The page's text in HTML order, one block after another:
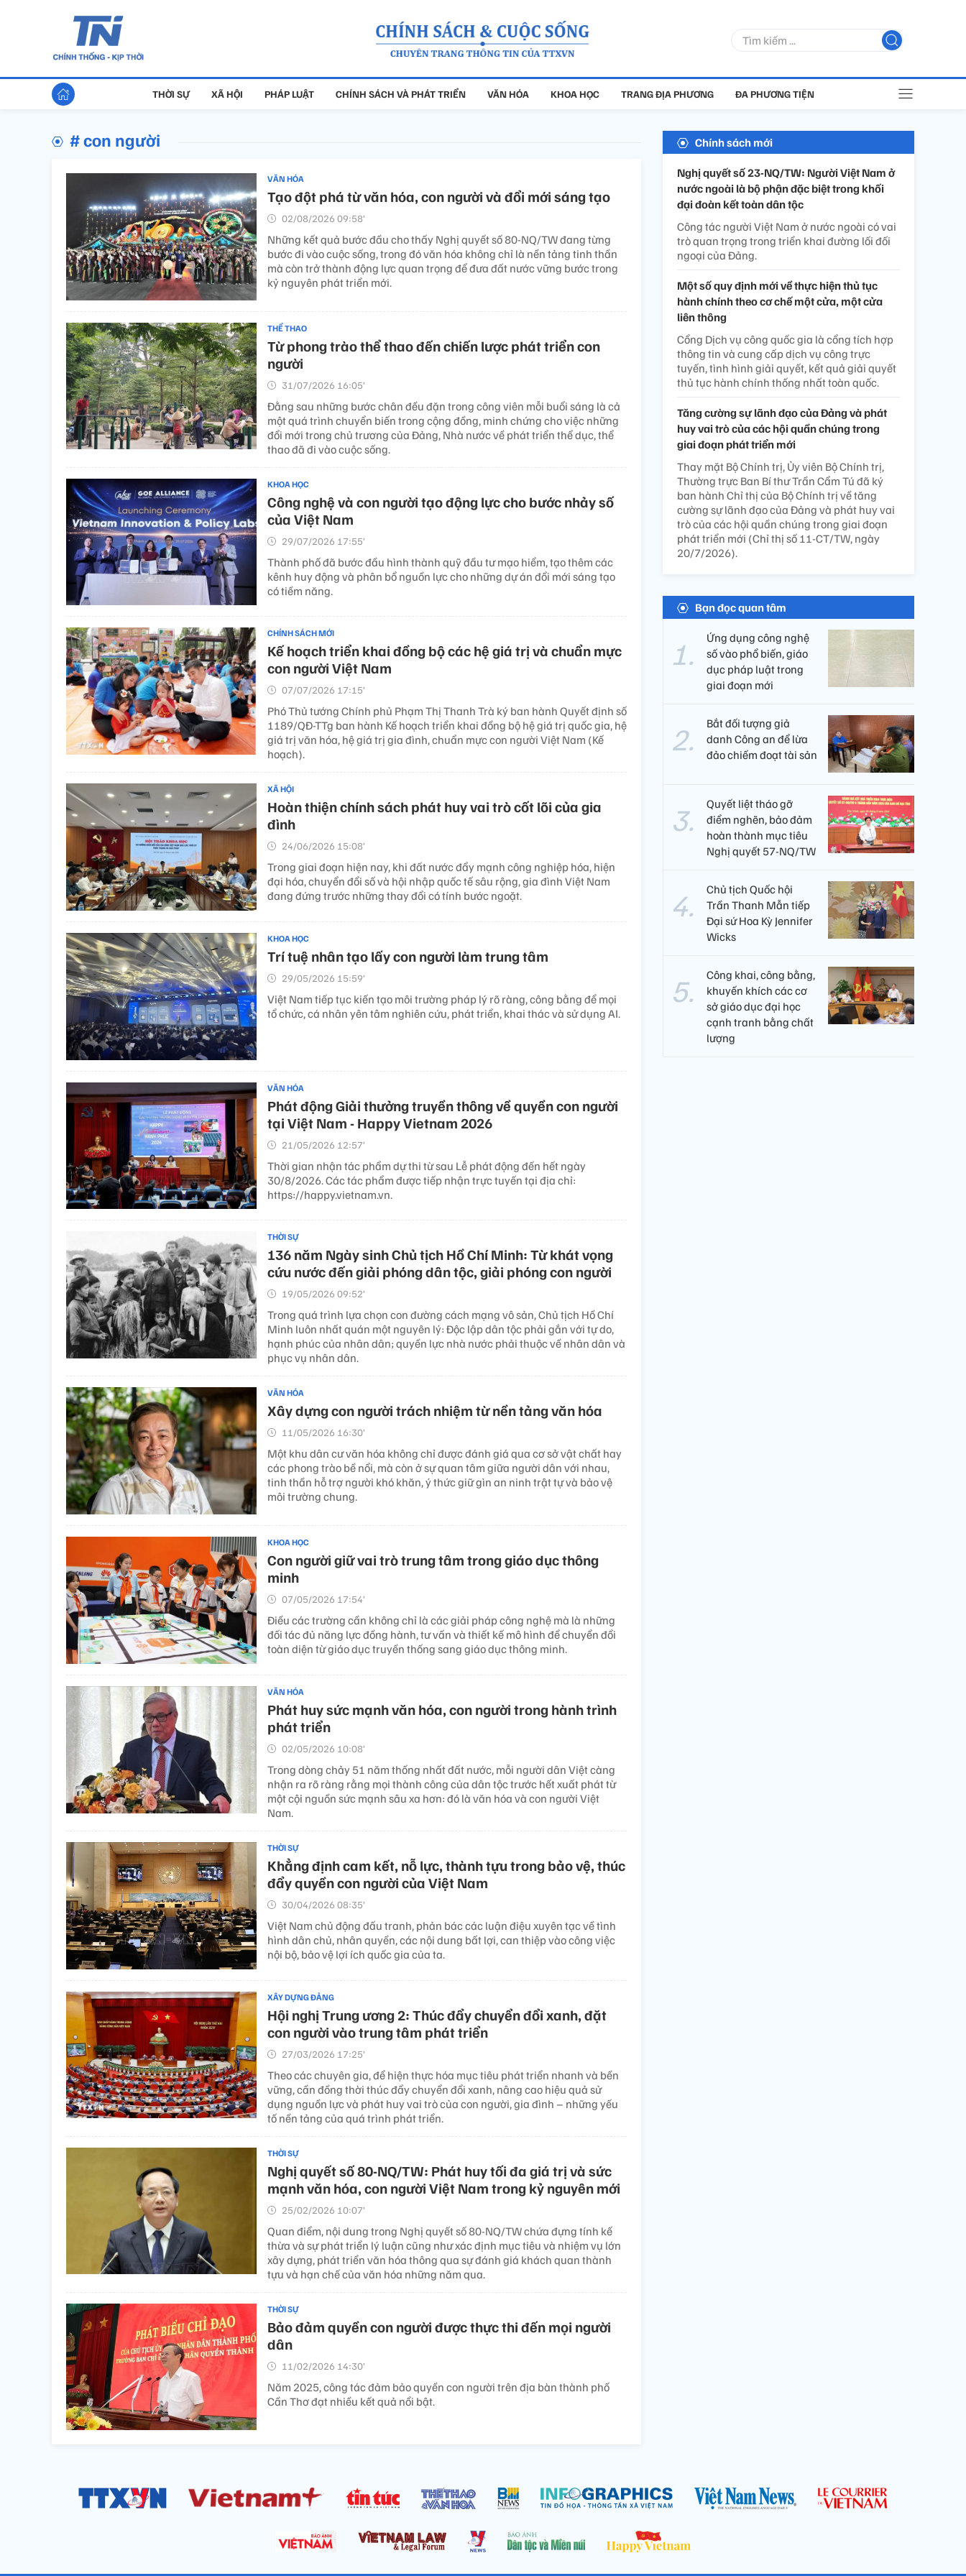
THỜI SỰ XÃ HỘI PHÁP LUẬT CHÍNH SÁCH VÀ PHÁT TRIỂN VĂN HÓA KHOA HỌC TRANG ĐỊA PHƯƠNG ĐA PHƯƠNG TIỆN
# con người
VĂN HÓA
Tạo đột phá từ văn hóa, con người và đổi mới sáng tạo
02/08/2026 09:58’
Những kết quả bước đầu cho thấy Nghị quyết số 80-NQ/TW đang từng
bước đi vào cuộc sống, trong đó văn hóa không chỉ là nền tảng tinh thần
mà còn trở thành động lực quan trọng để đưa đất nước vững bước trong
kỷ nguyên phát triển mới.
THỂ THAO
Từ phong trào thể thao đến chiến lược phát triển con
người
31/07/2026 16:05’
Đằng sau những bước chân đều đặn trong công viên mỗi buổi sáng là cả
một quá trình chuyển biến trong cộng đồng, minh chứng cho việc những
đổi mới trong chủ trương của Đảng, Nhà nước về phát triển thể dục, thể
thao đã đi vào cuộc sống.
KHOA HỌC
Công nghệ và con người tạo động lực cho bước nhảy số
của Việt Nam
29/07/2026 17:55’
Thành phố đã bước đầu hình thành quỹ đầu tư mạo hiểm, tạo thêm các
kênh huy động và phân bổ nguồn lực cho những dự án đổi mới sáng tạo
có tiềm năng.
CHÍNH SÁCH MỚI
Kế hoạch triển khai đồng bộ các hệ giá trị và chuẩn mực
con người Việt Nam
07/07/2026 17:15’
Phó Thủ tướng Chính phủ Phạm Thị Thanh Trà ký ban hành Quyết định số
1189/QĐ-TTg ban hành Kế hoạch triển khai đồng bộ hệ giá trị quốc gia, hệ
giá trị văn hóa, hệ giá trị gia đình, chuẩn mực con người Việt Nam (Kế
hoạch).
XÃ HỘI
Hoàn thiện chính sách phát huy vai trò cốt lõi của gia
đình
24/06/2026 15:08’
Trong giai đoạn hiện nay, khi đất nước đẩy mạnh công nghiệp hóa, hiện
đại hóa, chuyển đổi số và hội nhập quốc tế sâu rộng, gia đình Việt Nam
đang đứng trước những thay đổi có tính bước ngoặt.
KHOA HỌC
Trí tuệ nhân tạo lấy con người làm trung tâm
29/05/2026 15:59’
Việt Nam tiếp tục kiến tạo môi trường pháp lý rõ ràng, công bằng để mọi
tổ chức, cá nhân yên tâm nghiên cứu, phát triển, khai thác và sử dụng AI.
VĂN HÓA
Phát động Giải thưởng truyền thông về quyền con người
tại Việt Nam - Happy Vietnam 2026
21/05/2026 12:57’
Thời gian nhận tác phẩm dự thi từ sau Lễ phát động đến hết ngày
30/8/2026. Các tác phẩm được tiếp nhận trực tuyến tại địa chỉ:
https://happy.vietnam.vn.
THỜI SỰ
136 năm Ngày sinh Chủ tịch Hồ Chí Minh: Từ khát vọng
cứu nước đến giải phóng dân tộc, giải phóng con người
19/05/2026 09:52’
Trong quá trình lựa chọn con đường cách mạng vô sản, Chủ tịch Hồ Chí
Minh luôn nhất quán một nguyên lý: Độc lập dân tộc phải gắn với tự do,
hạnh phúc của nhân dân; quyền lực nhà nước phải thuộc về nhân dân và
phục vụ nhân dân.
VĂN HÓA
Xây dựng con người trách nhiệm từ nền tảng văn hóa
11/05/2026 16:30’
Một khu dân cư văn hóa không chỉ được đánh giá qua cơ sở vật chất hay
các phong trào bề nổi, mà còn ở sự quan tâm giữa người dân với nhau,
tinh thần hỗ trợ người khó khăn, ý thức giữ gìn an ninh trật tự và bảo vệ
môi trường chung.
KHOA HỌC
Con người giữ vai trò trung tâm trong giáo dục thông
minh
07/05/2026 17:54’
Điều các trường cần không chỉ là các giải pháp công nghệ mà là những
đối tác đủ năng lực đồng hành, tư vấn và thiết kế mô hình để chuyển đổi
toàn diện từ giáo dục truyền thống sang giáo dục thông minh.
VĂN HÓA
Phát huy sức mạnh văn hóa, con người trong hành trình
phát triển
02/05/2026 10:08’
Trong dòng chảy 51 năm thống nhất đất nước, mỗi người dân Việt càng
nhận ra rõ ràng rằng mọi thành công của dân tộc trước hết xuất phát từ
một cội nguồn sức mạnh sâu xa hơn: đó là văn hóa và con người Việt
Nam.
THỜI SỰ
Khẳng định cam kết, nỗ lực, thành tựu trong bảo vệ, thúc
đẩy quyền con người của Việt Nam
30/04/2026 08:35’
Việt Nam chủ động đấu tranh, phản bác các luận điệu xuyên tạc về tình
hình dân chủ, nhân quyền, các nội dung bất lợi, can thiệp vào công việc
nội bộ, bảo vệ lợi ích quốc gia của ta.
XÂY DỰNG ĐẢNG
Hội nghị Trung ương 2: Thúc đẩy chuyển đổi xanh, đặt
con người vào trung tâm phát triển
27/03/2026 17:25’
Theo các chuyên gia, để hiện thực hóa mục tiêu phát triển nhanh và bền
vững, cần đồng thời thúc đẩy chuyển đổi xanh, nâng cao hiệu quả sử
dụng nguồn lực và phát huy vai trò của con người, gia đình – những yếu
tố nền tảng của quá trình phát triển.
THỜI SỰ
Nghị quyết số 80-NQ/TW: Phát huy tối đa giá trị và sức
mạnh văn hóa, con người Việt Nam trong kỷ nguyên mới
25/02/2026 10:07’
Quan điểm, nội dung trong Nghị quyết số 80-NQ/TW chứa đựng tính kế
thừa và sự phát triển lý luận cũng như xác định mục tiêu và nhiệm vụ lớn
xây dựng, phát triển văn hóa thông qua sự đánh giá khách quan thành
tựu và hạn chế của văn hóa những năm qua.
THỜI SỰ
Bảo đảm quyền con người được thực thi đến mọi người
dân
11/02/2026 14:30’
Năm 2025, công tác đảm bảo quyền con người trên địa bàn thành phố
Cần Thơ đạt nhiều kết quả nổi bật.
Chính sách mới
Nghị quyết số 23-NQ/TW: Người Việt Nam ở
nước ngoài là bộ phận đặc biệt trong khối
đại đoàn kết toàn dân tộc
Công tác người Việt Nam ở nước ngoài có vai
trò quan trọng trong triển khai đường lối đối
ngoại của Đảng.
Một số quy định mới về thực hiện thủ tục
hành chính theo cơ chế một cửa, một cửa
liên thông
Cổng Dịch vụ công quốc gia là cổng tích hợp
thông tin và cung cấp dịch vụ công trực
tuyến, tình hình giải quyết, kết quả giải quyết
thủ tục hành chính thống nhất toàn quốc.
Tăng cường sự lãnh đạo của Đảng và phát
huy vai trò của các hội quần chúng trong
giai đoạn phát triển mới
Thay mặt Bộ Chính trị, Ủy viên Bộ Chính trị,
Thường trực Ban Bí thư Trần Cẩm Tú đã ký
ban hành Chỉ thị của Bộ Chính trị về tăng
cường sự lãnh đạo của Đảng và phát huy vai
trò của các hội quần chúng trong giai đoạn
phát triển mới (Chỉ thị số 11-CT/TW, ngày
20/7/2026).
Bạn đọc quan tâm
Ứng dụng công nghệ
số vào phổ biến, giáo
dục pháp luật trong
giai đoạn mới
Bắt đối tượng giả
danh Công an để lừa
đảo chiếm đoạt tài sản
Quyết liệt tháo gỡ
điểm nghẽn, bảo đảm
hoàn thành mục tiêu
Nghị quyết 57-NQ/TW
Chủ tịch Quốc hội
Trần Thanh Mẫn tiếp
Đại sứ Hoa Kỳ Jennifer
Wicks
Công khai, công bằng,
khuyến khích các cơ
sở giáo dục đại học
cạnh tranh bằng chất
lượng​